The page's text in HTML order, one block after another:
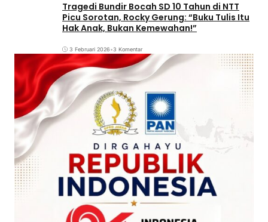
Tragedi Bundir Bocah SD 10 Tahun di NTT
Picu Sorotan, Rocky Gerung: “Buku Tulis Itu
Hak Anak, Bukan Kemewahan!”
3 Februari 2026•3 Komentar